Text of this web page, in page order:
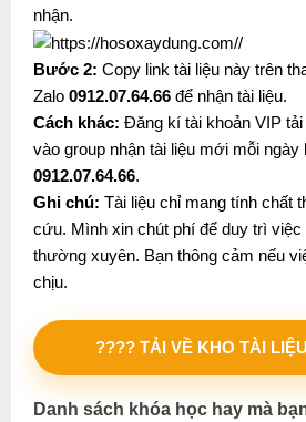
nhận.
Bước 2: Copy link tài liệu này trên
Zalo 0912.07.64.66để nhận tài liệu.
Cách khác: Đăng kí tài khoản VIP
vào group nhận tài liệu mới mỗi ngày
0912.07.64.66.
Ghi chú: Tài liệu chỉ mang tính chất
cứu. Mình xin chút phí để duy trì việc
thường xuyên. Bạn thông cảm nếu
chịu.
???? TẢI VỀ KHO TÀI
Danh sách khóa học hay mà